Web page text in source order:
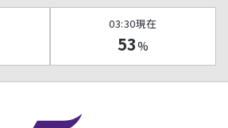
03:30現在
53%